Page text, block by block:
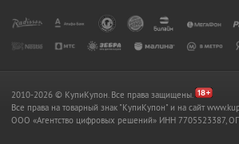
2010-2026 © КупиКупон. Все права защищены.
Все права на товарный знак "КупиКупон" и на сайт
OOO «Агентство цифровых решений» ИНН 7705523387,